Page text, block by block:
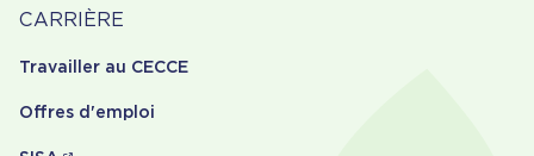
Carrière
CARRIÈRE
Travailler au CECCE
Offres d'emploi